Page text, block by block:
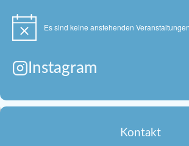
Hinweis Es sind keine anstehenden
Instagram
Kontakt